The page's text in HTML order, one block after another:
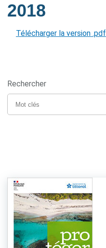
2018
Télécharger la version .pdf
Rechercher